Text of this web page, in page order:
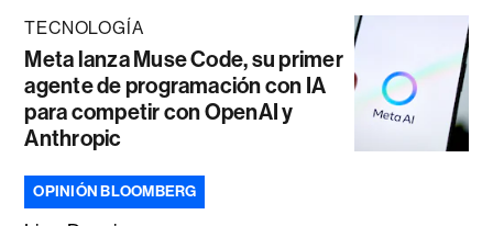
TECNOLOGÍA
Meta lanza Muse Code, su primer
agente de programación con IA
para competir con OpenAI y
Anthropic
OPINIÓN BLOOMBERG